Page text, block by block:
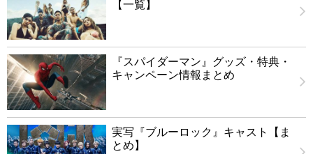
【一覧】
『スパイダーマン』グッズ・特典・
キャンペーン情報まとめ
実写『ブルーロック』キャスト【ま
とめ】